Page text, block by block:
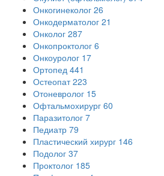
Онкогинеколог 26
Онкодерматолог 21
Онколог 287
Онкопроктолог 6
Онкоуролог 17
Ортопед 441
Остеопат 223
Отоневролог 15
Офтальмохирург 60
Паразитолог 7
Педиатр 79
Пластический хирург 146
Подолог 37
Проктолог 185